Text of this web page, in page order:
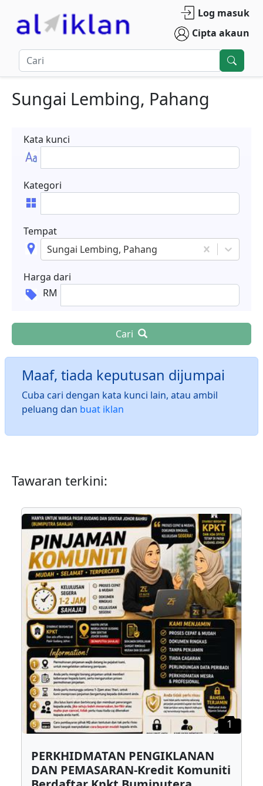
Log masuk
Cipta akaun
Sungai Lembing, Pahang
Kata kunci
Kategori
Tempat
Sungai Lembing, Pahang
Harga dari
RM
Cari
Maaf, tiada keputusan dijumpai
Cuba cari dengan kata kunci lain, atau ambil
peluang dan buat iklan
Tawaran terkini:
1
PERKHIDMATAN PENGIKLANAN
DAN PEMASARAN-Kredit Komuniti